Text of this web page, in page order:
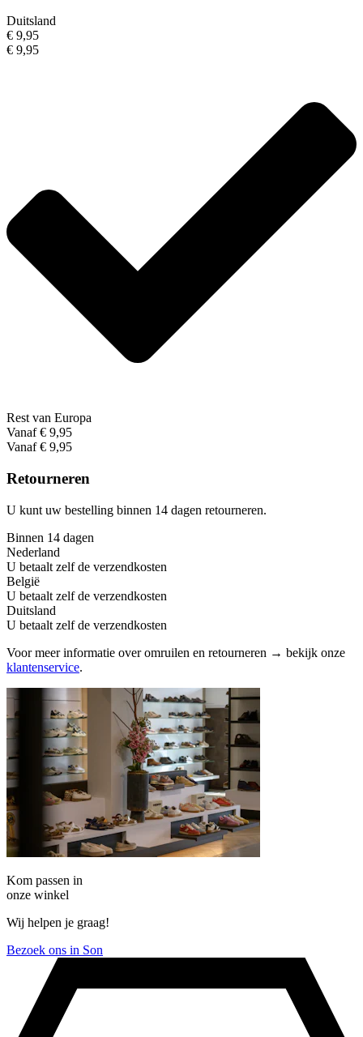
Duitsland
€ 9,95
€ 9,95
Rest van Europa
Vanaf € 9,95
Vanaf € 9,95
Retourneren
U kunt uw bestelling binnen 14 dagen retourneren.
Binnen 14 dagen
Nederland
U betaalt zelf de verzendkosten
België
U betaalt zelf de verzendkosten
Duitsland
U betaalt zelf de verzendkosten
Voor meer informatie over omruilen en retourneren → bekijk onze
klantenservice.
Kom passen in
onze winkel
Wij helpen je graag!
Bezoek ons in Son